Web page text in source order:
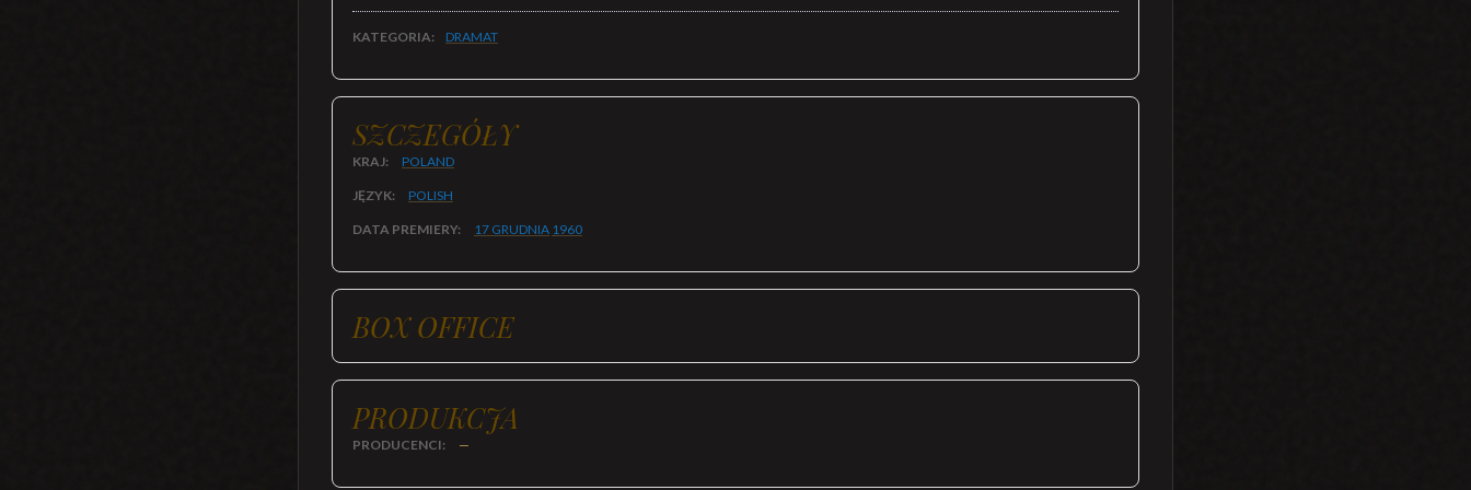
KATEGORIA: DRAMAT
SZCZEGÓŁY
KRAJ: POLAND
JĘZYK: POLISH
DATA PREMIERY: 17 GRUDNIA 1960
BOX OFFICE
PRODUKCJA
PRODUCENCI: —